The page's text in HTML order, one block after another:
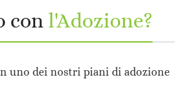
con l'Adozione?
uno dei nostri piani di adozione